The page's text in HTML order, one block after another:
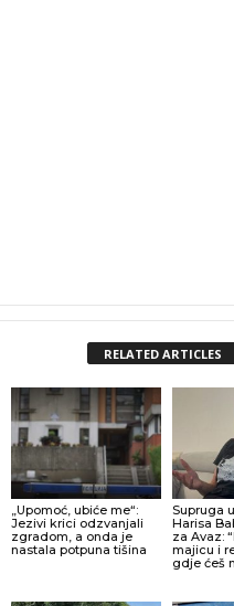
RELATED ARTICLES
„Upomoć, ubiće me“:
Jezivi krici odzvanjali
zgradom, a onda je
nastala potpuna tišina
Supruga
Harisa
za Avaz:
majicu i
gdje ćeš